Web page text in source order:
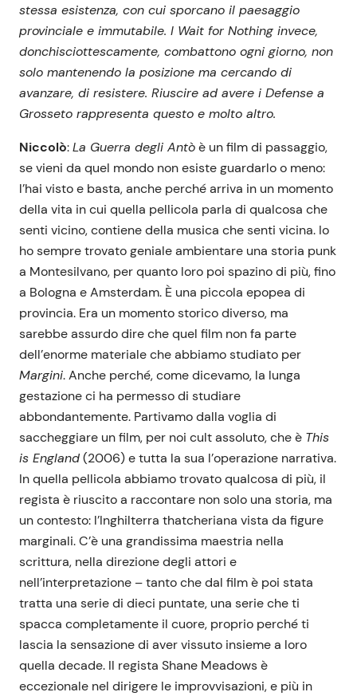
stessa esistenza, con cui sporcano il paesaggio
provinciale e immutabile. I Wait for Nothing invece,
donchisciottescamente, combattono ogni giorno, non
solo mantenendo la posizione ma cercando di
avanzare, di resistere. Riuscire ad avere i Defense a
Grosseto rappresenta questo e molto altro.
Niccolò:La Guerra degli Antòè un film di passaggio,
se vieni da quel mondo non esiste guardarlo o meno:
l’hai visto e basta, anche perché arriva in un momento
della vita in cui quella pellicola parla di qualcosa che
senti vicino, contiene della musica che senti vicina. Io
ho sempre trovato geniale ambientare una storia punk
a Montesilvano, per quanto loro poi spazino di più, fino
a Bologna e Amsterdam. È una piccola epopea di
provincia. Era un momento storico diverso, ma
sarebbe assurdo dire che quel film non fa parte
dell’enorme materiale che abbiamo studiato per
Margini. Anche perché, come dicevamo, la lunga
gestazione ci ha permesso di studiare
abbondantemente. Partivamo dalla voglia di
saccheggiare un film, per noi cult assoluto, che è This
is England(2006) e tutta la sua l’operazione narrativa.
In quella pellicola abbiamo trovato qualcosa di più, il
regista è riuscito a raccontare non solo una storia, ma
un contesto: l’Inghilterra thatcheriana vista da figure
marginali. C’è una grandissima maestria nella
scrittura, nella direzione degli attori e
nell’interpretazione – tanto che dal film è poi stata
tratta una serie di dieci puntate, una serie che ti
spacca completamente il cuore, proprio perché ti
lascia la sensazione di aver vissuto insieme a loro
quella decade. Il regista Shane Meadows è
eccezionale nel dirigere le improvvisazioni, e più in